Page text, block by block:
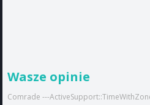
Wasze opinie
Comrade ---